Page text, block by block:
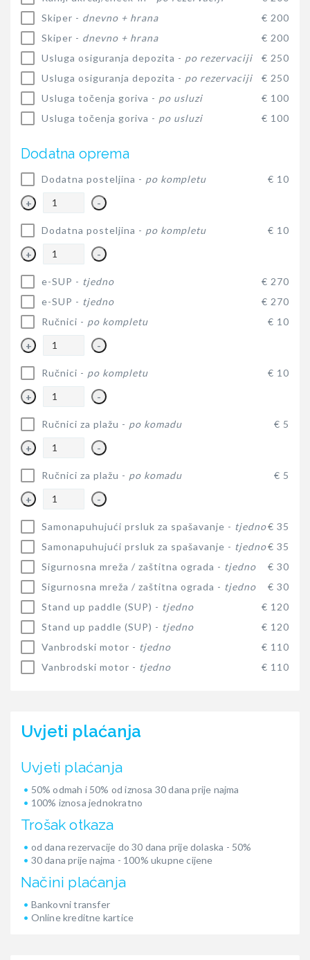
Skiper - dnevno + hrana
€ 200
Skiper - dnevno + hrana
€ 200
Usluga osiguranja depozita - po rezervaciji
€ 250
Usluga osiguranja depozita - po rezervaciji
€ 250
Usluga točenja goriva - po usluzi
€ 100
Usluga točenja goriva - po usluzi € 100
Dodatna oprema
Dodatna posteljina - po kompletu € 10
+ -
Dodatna posteljina - po kompletu € 10
+ -
e-SUP - tjedno
€ 270
e-SUP - tjedno
€ 270
Ručnici - po kompletu € 10
+ -
Ručnici - po kompletu € 10
+ -
Ručnici za plažu - po komadu € 5
+ -
Ručnici za plažu - po komadu € 5
+ -
Samonapuhujući prsluk za spašavanje - tjedno€ 35
Samonapuhujući prsluk za spašavanje - tjedno€ 35
Sigurnosna mreža / zaštitna ograda - tjedno
€ 30
Sigurnosna mreža / zaštitna ograda - tjedno
€ 30
Stand up paddle (SUP) - tjedno
€ 120
Stand up paddle (SUP) - tjedno
€ 120
Vanbrodski motor - tjedno
€ 110
Vanbrodski motor - tjedno € 110
Uvjeti plaćanja
Uvjeti plaćanja
50% odmah i 50% od iznosa 30 dana prije najma
100% iznosa jednokratno
Trošak otkaza
od dana rezervacije do 30 dana prije dolaska - 50%
30 dana prije najma - 100% ukupne cijene
Načini plaćanja
Bankovni transfer
Online kreditne kartice